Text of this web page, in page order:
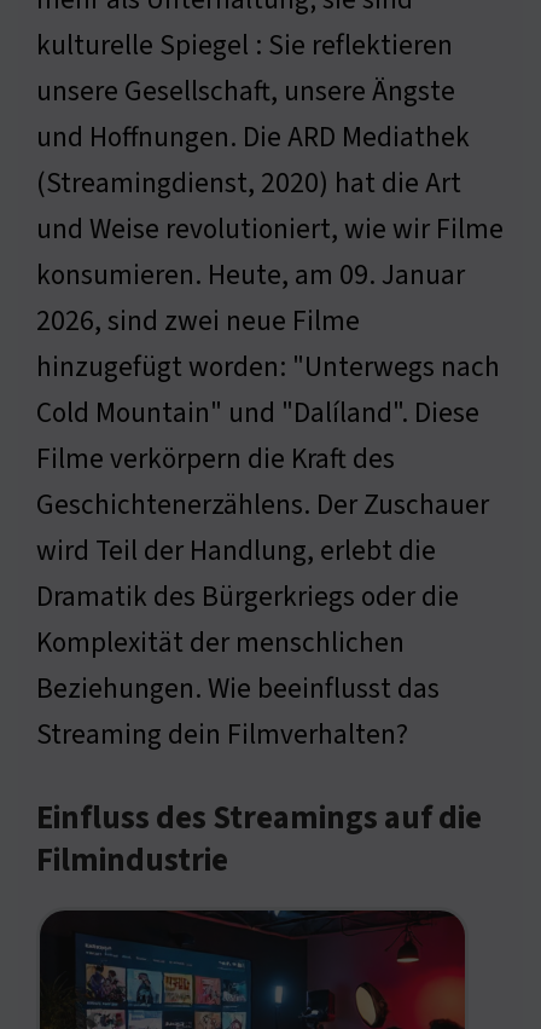
kulturelle Spiegel : Sie reflektieren
unsere Gesellschaft, unsere Ängste
und Hoffnungen. Die ARD Mediathek
(Streamingdienst, 2020) hat die Art
und Weise revolutioniert, wie wir Filme
konsumieren. Heute, am 09. Januar
2026, sind zwei neue Filme
hinzugefügt worden: "Unterwegs nach
Cold Mountain" und "Dalíland". Diese
Filme verkörpern die Kraft des
Geschichtenerzählens. Der Zuschauer
wird Teil der Handlung, erlebt die
Dramatik des Bürgerkriegs oder die
Komplexität der menschlichen
Beziehungen. Wie beeinflusst das
Streaming dein Filmverhalten?
Einfluss des Streamings auf die
Filmindustrie